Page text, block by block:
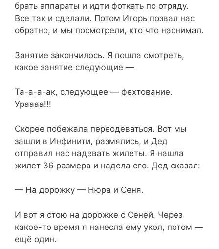
брать аппараты и идти фоткать по отряду.
Все так и сделали. Потом Игорь позвал нас
обратно, и мы посмотрели, кто что наснимал.
Занятие закончилось. Я пошла смотреть,
какое занятие следующие —
Та-а-а-ак, следующее — фехтование.
Ураааа!!!
Скорее побежала переодеваться. Вот мы
зашли в Инфинити, размялись, и Дед
отправил нас надевать жилеты. Я нашла
жилет 36 размера и надела его. Дед сказал:
— На дорожку — Нюра и Сеня.
И вот я стою на дорожке с Сеней. Через
какое-то время я нанесла ему укол, потом —
ещё один.